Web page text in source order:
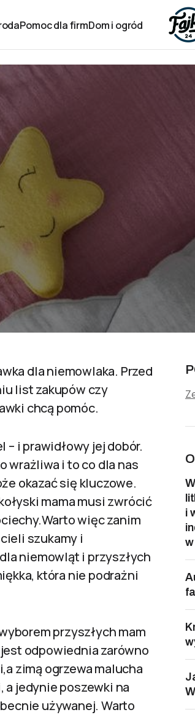
Pomoc dla firmDom i ogród
dla niemowlaka. Przed
list zakupów czy
chcą pomóc.
– i prawidłowy jej dobór.
wrażliwa i to co dla nas
okazać się kluczowe.
mama musi zwrócić
więc zanim
szukamy i
niemowląt i przyszłych
która nie podrażni
przyszłych mam
odpowiednia zarówno
zimą ogrzewa malucha
jedynie poszewki na
używanej. Warto
i